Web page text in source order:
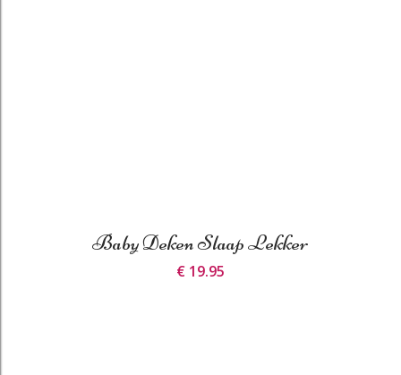
Baby Deken Slaap Lekker
€ 19.95